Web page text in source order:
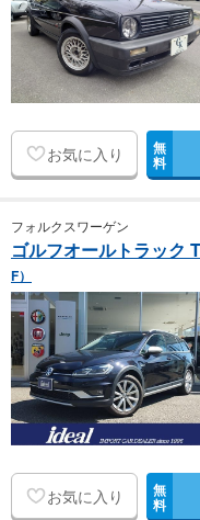
お気に入り 無
料
フォルクスワーゲン
ゴルフオールトラック
F）
お気に入り 無
料